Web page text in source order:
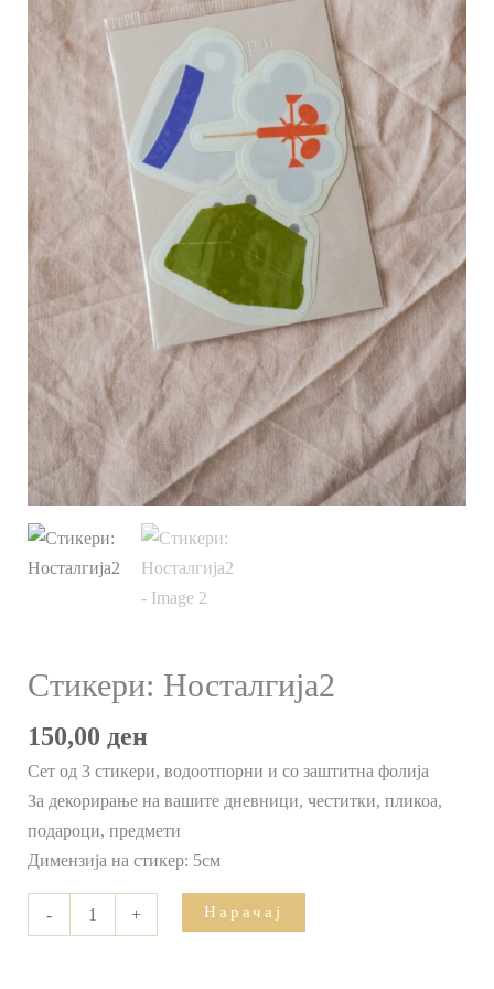
Стикери: Носталгија2
150,00 ден
Сет од 3 стикери, водоотпорни и со заштитна фолија
За декорирање на вашите дневници, честитки, пликоа,
подароци, предмети
Димензија на стикер: 5см
- + Нарачај